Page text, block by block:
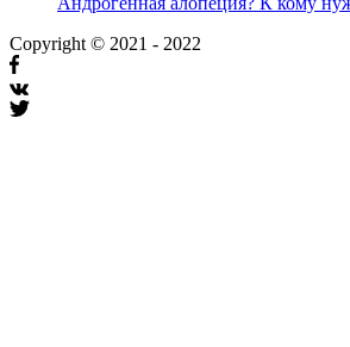
Copyright © 2021 - 2022